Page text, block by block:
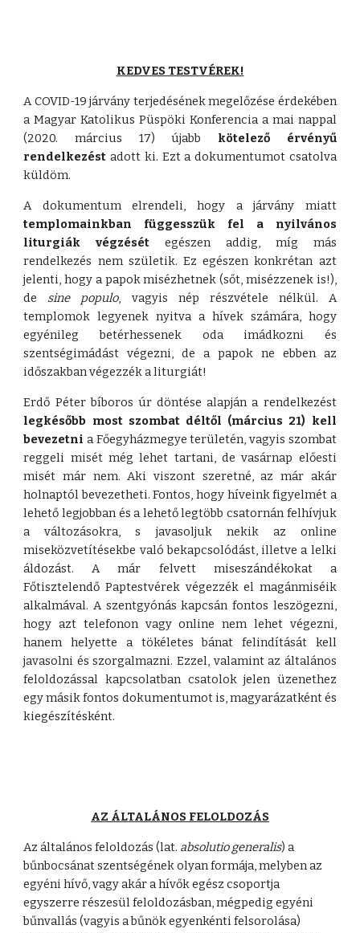
KEDVES TESTVÉREK!
A COVID-19 járvány terjedésének megelőzése érdekében
a Magyar Katolikus Püspöki Konferencia a mai nappal
(2020. március 17) újabb kötelező érvényű
rendelkezést adott ki. Ezt a dokumentumot csatolva
küldöm.
A dokumentum elrendeli, hogy a járvány miatt
templomainkban függesszük fel a nyilvános
liturgiák végzését egészen addig, míg más
rendelkezés nem születik. Ez egészen konkrétan azt
jelenti, hogy a papok misézhetnek (sőt, misézzenek is!),
de sine populo, vagyis nép részvétele nélkül. A
templomok legyenek nyitva a hívek számára, hogy
egyénileg betérhessenek oda imádkozni és
szentségimádást végezni, de a papok ne ebben az
időszakban végezzék a liturgiát!
Erdő Péter bíboros úr döntése alapján a rendelkezést
legkésőbb most szombat déltől (március 21) kell
bevezetni a Főegyházmegye területén, vagyis szombat
reggeli misét még lehet tartani, de vasárnap előesti
misét már nem. Aki viszont szeretné, az már akár
holnaptól bevezetheti. Fontos, hogy híveink figyelmét a
lehető legjobban és a lehető legtöbb csatornán felhívjuk
a változásokra, s javasoljuk nekik az online
miseközvetítésekbe való bekapcsolódást, illetve a lelki
áldozást. A már felvett miseszándékokat a
Főtisztelendő Paptestvérek végezzék el magánmiséik
alkalmával. A szentgyónás kapcsán fontos leszögezni,
hogy azt telefonon vagy online nem lehet végezni,
hanem helyette a tökéletes bánat felindítását kell
javasolni és szorgalmazni. Ezzel, valamint az általános
feloldozással kapcsolatban csatolok jelen üzenethez
egy másik fontos dokumentumot is, magyarázatként és
kiegészítésként.
AZ ÁLTALÁNOS FELOLDOZÁS
Az általános feloldozás (lat. absolutio generalis) a
bűnbocsánat szentségének olyan formája, melyben az
egyéni hívő, vagy akár a hívők egész csoportja
egyszerre részesül feloldozásban, mégpedig egyéni
bűnvallás (vagyis a bűnök egyenkénti felsorolása)